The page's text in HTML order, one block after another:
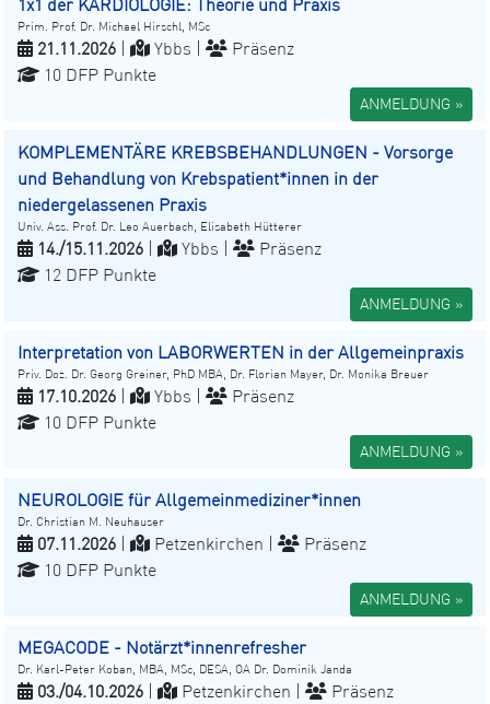
1x1 der KARDIOLOGIE: Theorie und Praxis
Prim. Prof. Dr. Michael Hirschl, MSc
21.11.2026 Ybbs |
Präsenz
10 DFP Punkte
ANMELDUNG »
KOMPLEMENTÄRE KREBSBEHANDLUNGEN - Vorsorge
und Behandlung von Krebspatient*innen in der
niedergelassenen Praxis
Univ. Ass. Prof. Dr. Leo Auerbach, Elisabeth Hütterer
14./15.11.2026 Ybbs |
Präsenz
12 DFP Punkte
ANMELDUNG »
Interpretation von LABORWERTEN in der Allgemeinpraxis
Priv. Doz. Dr. Georg Greiner, PhD MBA, Dr. Florian Mayer, Dr. Monika Breuer
17.10.2026 Ybbs |
Präsenz
10 DFP Punkte
ANMELDUNG »
NEUROLOGIE für Allgemeinmediziner*innen
Dr. Christian M. Neuhauser
07.11.2026 Petzenkirchen |
Präsenz
10 DFP Punkte
ANMELDUNG »
MEGACODE - Notärzt*innenrefresher
Dr. Karl-Peter Koban, MBA, MSc, DESA, OA Dr. Dominik Janda
03./04.10.2026 Petzenkirchen | Präsenz